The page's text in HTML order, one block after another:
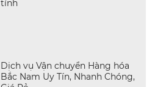
tỉnh
Dịch vụ Vận chuyển Hàng hóa
Bắc Nam Uy Tín, Nhanh Chóng,